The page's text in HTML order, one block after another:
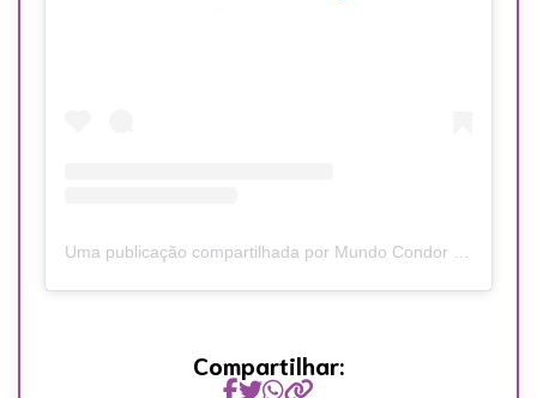
Uma publicação compartilhada por Mundo Condor (@mundocondor)
Compartilhar: